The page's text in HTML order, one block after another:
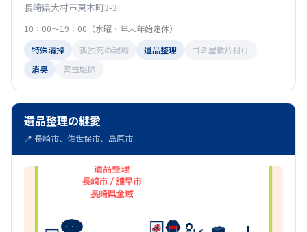
長崎県大村市東本町3-3
10：00～19：00（水曜・年末年始定休）
特殊清掃
孤独死の現場 遺品整理
ゴミ屋敷片付け
消臭
害虫駆除
遺品整理の継愛
📍 長崎市、佐世保市、島原市...